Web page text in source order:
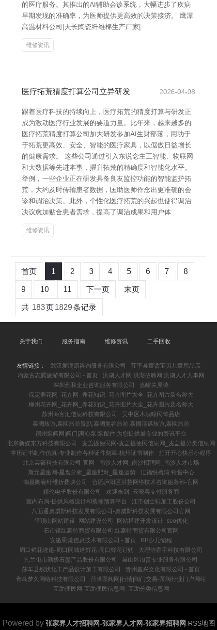
的医疗服务。其推出的AI辅助会诊系统，大幅进步了疾病
早期发现的准确率，为医师提供更高效的决策接济。 鹰潭
高温材料公司|天长陶瓷纤维棉生产厂家|
维修资讯
医疗拓荒猜度打算公司立异研发 2026-04-08
跟着医疗科技的持续向上，医疗拓荒的猜度打算与研发正
成为激动医疗行业发展的要道力量。比年来，越来越多的
医疗拓荒猜度打算公司加大研发参加AI生财部落，用功于
于拓荒更高效、安全、智能的医疗家具，以倨傲日益增长
的健康需求。 这些公司通过引入东说念主工智能、物联网
和大数据等先进本事，擢升拓荒的精确度和智能化水平。
举例，一些企业正在研发具备良友监控功能的智能监护拓
荒，大约及时传输患者数据，匡助医师作念出更准确的会
诊和调治决策。此外，个性化医疗拓荒的兴起也使得调治
决议愈加贴合患者需求，提高了调治成果和用户体
维修资讯
首页 1 2 3 4 5 6 7 8
9 10 11 下一页 末页
共 183页1829条记录
关于我们 服务指南 维修资讯 二手回收
友情链接： 武汉爱满康咨询服务有限公司
茌平县童话宝贝儿童用品店
内蒙古志腾旅游有限公司 - 首页
洪湖人才网 洪湖招聘网 洪湖人才人事网
深圳雍和企业咨询服务有限公司
嘉峪关展诗
保定养花网_花卉网_养花知识_花卉图片大全_花卉图片及名称大
柳州花卉网_花卉网_养花知识_花卉图片大全_花卉图片及名称大
苏州商客汇信息科技有限公司
吴中区木渎疃民饰品店
泰國旅遊,泰國旅遊景點,泰國曼谷旅遊,泰國清邁旅遊,泰國旅遊
宿州泵阀网|阀门|离心泵|泵配件|为您提供最专业的资讯平台
北京新媒东方科技有限公司
麦盖提便民网-麦盖提便民信息网_麦盖提分类信息网
学历证书制作仿真-专业制作各种证件刻章-杭州证书制作
打开开心快乐小程序
北京芸筱科技有限公司-官网
南沙人才网_南沙招聘网_南沙人才市场
斯元星座网-星盘分析_星座配对_星座运势
汇福悦榕湾 销售中心
南昌陶瓷纤维折叠块公司
合肥庐阳区洪慧网络技术咨询服务部-官网
精伦电子股份有限公司
欢迎来到_云晓客支付服务商
室内布局-提供风格设计和装修预算平台
江市创士鞋加工股份公司
八面通奥威斯科技发展有限公司-奥威斯科技发展有限公司官网
平顶山网站建设_网站建设公司_网站搭建开发设计_seo优化
石市镇红豪特商贸有限公司,红豪特商贸有限公司官网
安徽恩谦信息技术有限公司 - 首页
KB少儿编程
周口鲜花速递-周口同城送鲜花-周口鲜花订购
大理洁香宇科技有限公司
扎兰屯市勤极石墨产品股份有限公司
赫山区加责专业服务有限公司
莎车县残状化工产品设计加工有限公司
贵州鑫兴文化有限公司 - 首页
青岛梦久网络科技有限公司
菏泽泵阀网|行情|阀门交易-泵阀行业门户网站
互助便民网-互助便民信息网_互助分类信息网
Powered by 张家界人才招聘网-张家界人才网-张家界招聘网 RSS地图